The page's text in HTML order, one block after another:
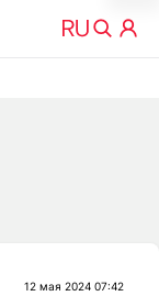
12 мая 2024 07:42